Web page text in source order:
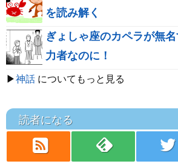
を読み解く
ぎょしゃ座のカペラが無
力者なのに！
▶神話 についてもっと見る
読者になる
rss feedly twitter